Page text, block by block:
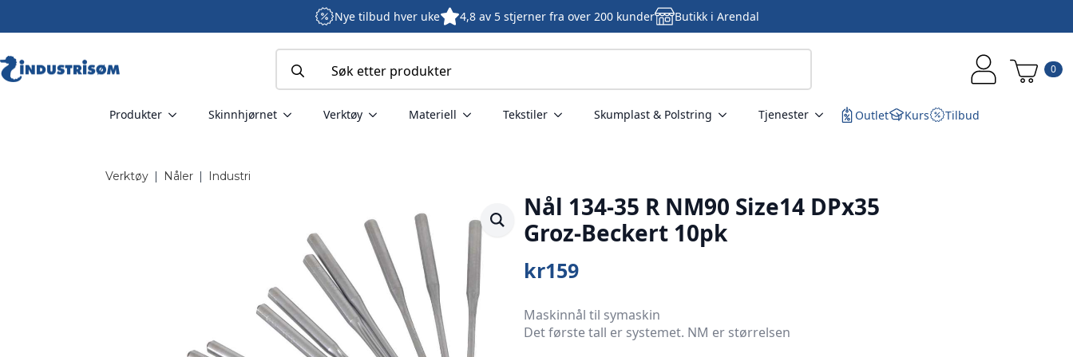
Nye tilbud hver uke 4,8 av 5 stjerner fra over 200 kunder Butikk i Arendal
for:
0
Produkter Skinnhjørnet Verktøy Materiell Tekstiler Skumplast & Polstring Tjenester Outlet Kurs Tilbud
Verktøy | Nåler | Industri
Nål 134-35 R NM90 Size14 DPx35
Groz-Beckert 10pk
kr159
Maskinnål til symaskin
Det første tall er systemet. NM er størrelsen